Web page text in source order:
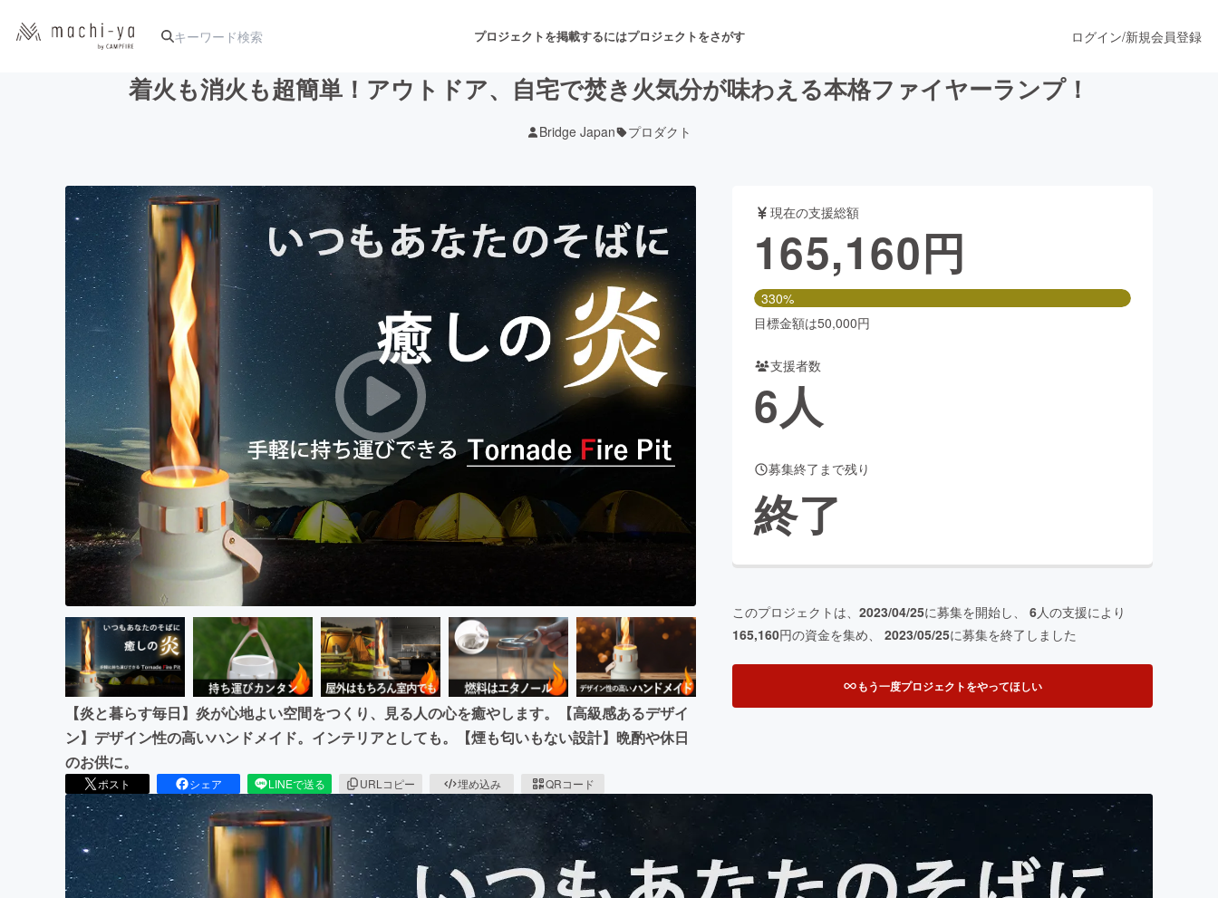
プロジェクトを掲載するにはプロジェクトをさがす
アート・写真 音楽 舞台・パフォーマンス
テクノロジー・ガジェット ゲーム・サービス開発 フード・飲食店 ファッション
映像・映画 書籍・雑誌出版 アニメ・漫画
ビジネス・起業 チャレンジ ビューティー・ヘルスケア
まちづくり・地域活性化
CAMPFIREふるさと納税 machi-yaコミュニティ
ログイン/新規会員登録
着火も消火も超簡単！アウトドア、自宅で焚き火気分が味わえる本格ファイヤーランプ！
Bridge Japan プロダクト
【炎と暮らす毎日】炎が心地よい空間をつくり、見る人の心を癒やします。【高級感あるデザイ
ン】デザイン性の高いハンドメイド。インテリアとしても。【煙も匂いもない設計】晩酌や休日
のお供に。
ポスト シェア LINEで送る URLコピー 埋め込み QRコード
現在の支援総額
165,160円
330%
目標金額は50,000円
支援者数
6人
募集終了まで残り
終了
このプロジェクトは、 2023/04/25に募集を開始し、 6人の支援により
165,160円の資金を集め、 2023/05/25に募集を終了しました
もう一度プロジェクトをやってほしい